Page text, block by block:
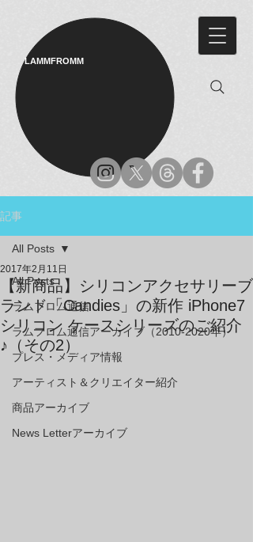
LAMMFROMM​
記事
All Posts
ラムフロム通信
ラムフロム通信アーカイブ（2010-2020年）
プレス・メディア情報
アーティスト＆クリエイター紹介
商品アーカイブ
News Letterアーカイブ
All Posts
【新商品】シリコンアクセサリーブ
ランド「Candies」の新作 iPhone7
シリコン ケースシリーズのご紹介
♪（その2）
2017年2月11日